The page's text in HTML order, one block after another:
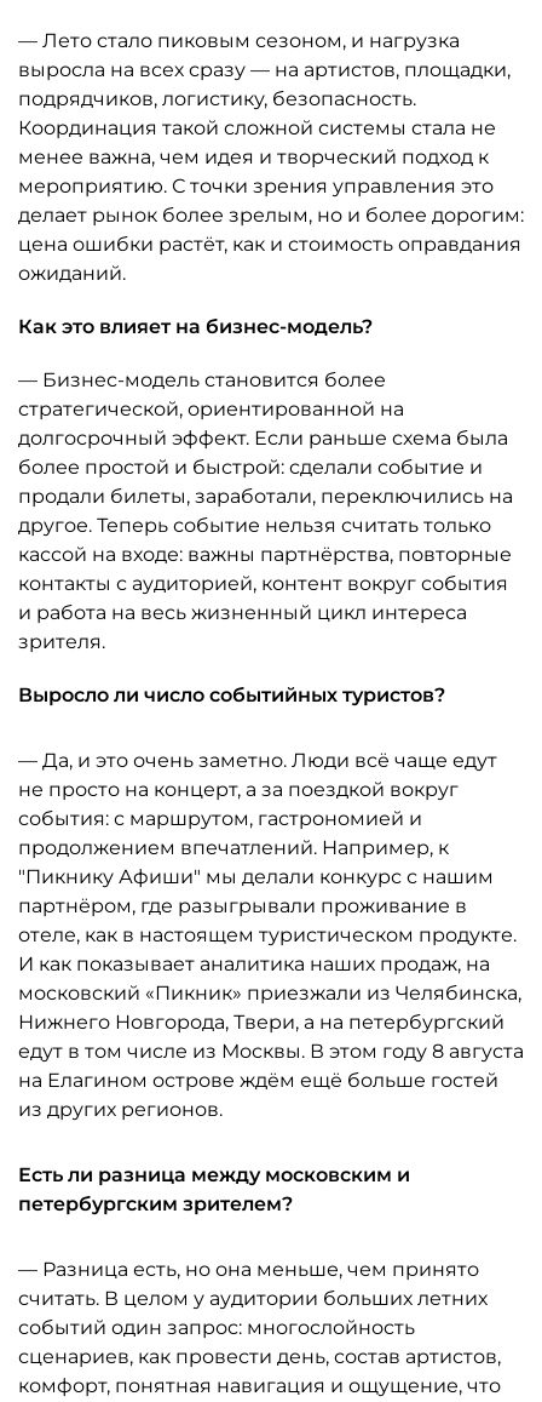
— Лето стало пиковым сезоном, и нагрузка
выросла на всех сразу — на артистов, площадки,
подрядчиков, логистику, безопасность.
Координация такой сложной системы стала не
менее важна, чем идея и творческий подход к
мероприятию. С точки зрения управления это
делает рынок более зрелым, но и более дорогим:
цена ошибки растёт, как и стоимость оправдания
ожиданий.
Как это влияет на бизнес-модель?
— Бизнес-модель становится более
стратегической, ориентированной на
долгосрочный эффект. Если раньше схема была
более простой и быстрой: сделали событие и
продали билеты, заработали, переключились на
другое. Теперь событие нельзя считать только
кассой на входе: важны партнёрства, повторные
контакты с аудиторией, контент вокруг события
и работа на весь жизненный цикл интереса
зрителя.
Выросло ли число событийных туристов?
— Да, и это очень заметно. Люди всё чаще едут
не просто на концерт, а за поездкой вокруг
события: с маршрутом, гастрономией и
продолжением впечатлений. Например, к
"Пикнику Афиши" мы делали конкурс с нашим
партнёром, где разыгрывали проживание в
отеле, как в настоящем туристическом продукте.
И как показывает аналитика наших продаж, на
московский «Пикник» приезжали из Челябинска,
Нижнего Новгорода, Твери, а на петербургский
едут в том числе из Москвы. В этом году 8 августа
на Елагином острове ждём ещё больше гостей
из других регионов.
Есть ли разница между московским и
петербургским зрителем?
— Разница есть, но она меньше, чем принято
считать. В целом у аудитории больших летних
событий один запрос: многослойность
сценариев, как провести день, состав артистов,
комфорт, понятная навигация и ощущение, что